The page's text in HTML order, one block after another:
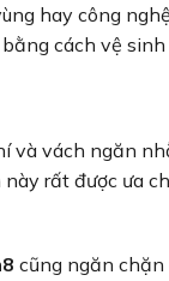
hay công
cách vệ
và vách ngăn
rất được ưa
cũng ngăn chặn